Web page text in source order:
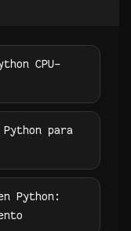
CPU-
para
Python: